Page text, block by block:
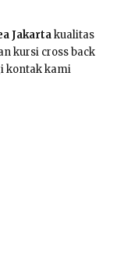
Jakartakualitas
kursi cross back
kontak kami